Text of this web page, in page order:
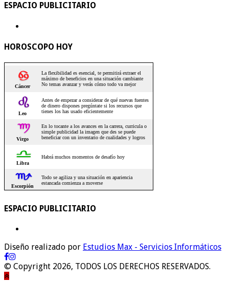
ESPACIO PUBLICITARIO
HOROSCOPO HOY
ESPACIO PUBLICITARIO
Diseño realizado por Estudios Max - Servicios Informáticos
© Copyright 2026, TODOS LOS DERECHOS RESERVADOS.